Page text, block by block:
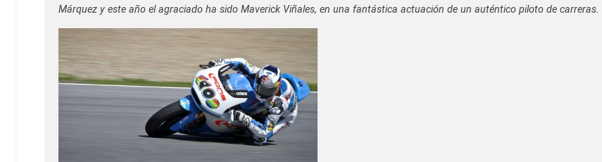
Márquez y este año el agraciado ha sido Maverick Viñales, en una fantástica actuación de un auténtico piloto de carreras.